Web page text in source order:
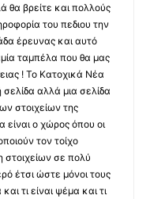
θα βρείτε και πολλούς
του πεδιου την
έρευνας και αυτό
ταμπέλα που θα μας
! Το Κατοχικά Νέα
σελίδα αλλά μια σελίδα
στοιχείων της
είναι ο χώρος όπου οι
τον τοίχο
σε πολύ
έτσι ώστε μόνοι τους
τι είναι ψέμα και τι